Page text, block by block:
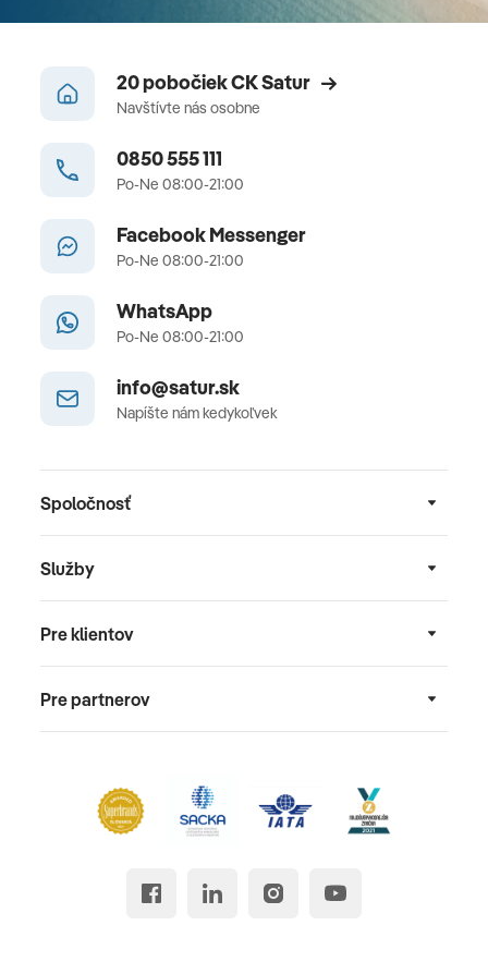
20 pobočiek CK Satur
Navštívte nás osobne
0850 555 111
Po-Ne 08:00-21:00
Facebook Messenger
Po-Ne 08:00-21:00
WhatsApp
Po-Ne 08:00-21:00
info@satur.sk
Napíšte nám kedykoľvek
Spoločnosť
Služby
Pre klientov
Pre partnerov